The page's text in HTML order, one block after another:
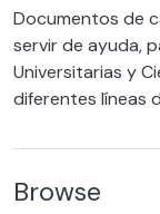
Documentos de
servir de ayuda,
Universitarias y
diferentes líneas
Browse